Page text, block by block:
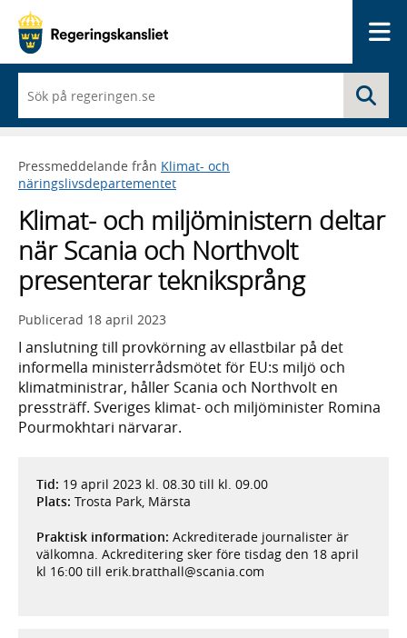
du
börjar
skriva
framträder
en
med
sökförslag
Pressmeddelande från Klimat- och
näringslivsdepartementet
Klimat- och miljöministern deltar
när Scania och Northvolt
presenterar tekniksprång
Publicerad 18 april 2023
I anslutning till provkörning av ellastbilar på det
informella ministerrådsmötet för EU:s miljö och
klimatministrar, håller Scania och Northvolt en
pressträff. Sveriges klimat- och miljöminister Romina
Pourmokhtari närvarar.
Tid: 19 april 2023 kl. 08.30 till kl. 09.00
Plats: Trosta Park, Märsta
Praktisk information: Ackrediterade journalister är
välkomna. Ackreditering sker före tisdag den 18 april
kl 16:00 till erik.bratthall@scania.com